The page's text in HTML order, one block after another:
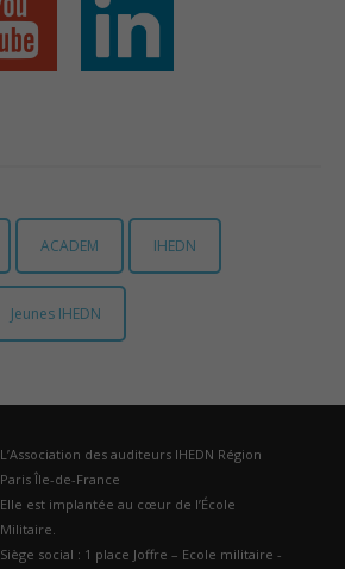
Paris
France
ACADEM IHEDN
Jeunes IHEDN
L’Association des auditeurs IHEDN Région
Paris Île-de-France
Elle est implantée au cœur de l’École
Militaire.
Siège social : 1 place Joffre – Ecole militaire -